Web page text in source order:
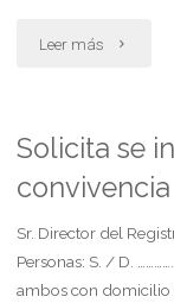
Leer más "Afectación
régimen
de
Solicita se
convivencia
Sr. Director del
Personas: S. / D.
ambos con domicilio